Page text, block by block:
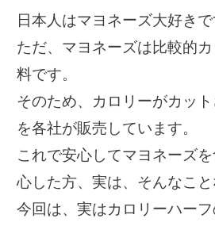
日本人はマヨネーズ大好きで
ただ、マヨネーズは比較的
料です。
そのため、カロリーがカッ
を各社が販売しています。
これで安心してマヨネーズ
心した方、実は、そんなこと
今回は、実はカロリーハー